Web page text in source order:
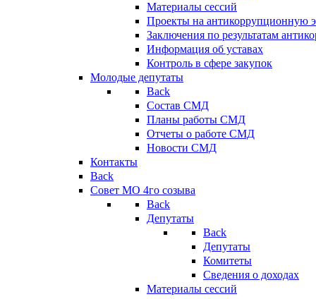
Материалы сессий
Проекты на антикоррупционную
Заключения по результатам
Информация об уставах
Контроль в сфере закупок
Молодые депутаты
Back
Состав СМД
Планы работы СМД
Отчеты о работе СМД
Новости СМД
Контакты
Back
Совет МО 4го созыва
Back
Депутаты
Back
Депутаты
Комитеты
Сведения о доходах
Материалы сессий